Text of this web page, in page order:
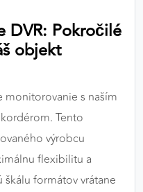
DVR: Pokročilé
objekt
monitorovanie s naším
Tento
výrobcu
flexibilitu a
formátov vrátane
webovými
našim partnerom